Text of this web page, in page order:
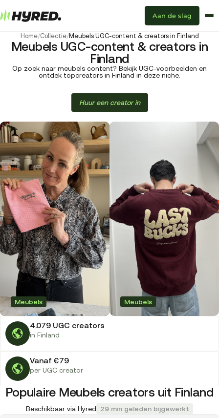
Aan de slag
Home/Collectie/Meubels UGC-content & creators in Finland
Meubels UGC-content & creators in
Finland
Op zoek naar meubels content? Bekijk UGC-voorbeelden en
ontdek topcreators in Finland in deze niche.
Huur een creator in
4.079 UGC creators
in Finland
Meubels Meubels
Vanaf €79
per UGC creator
Populaire Meubels creators uit Finland
Beschikbaar via Hyred 29 min geleden bijgewerkt